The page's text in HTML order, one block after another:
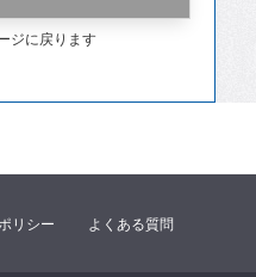
ジに戻ります
リシー よくある質問